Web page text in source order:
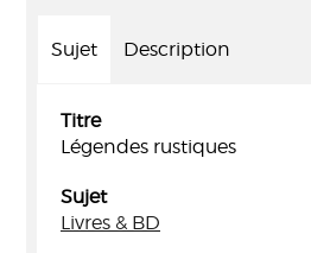
Sujet Description
Titre
Légendes rustiques
Sujet
Livres & BD